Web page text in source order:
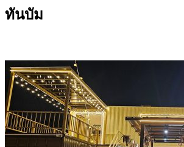
ทันบัม